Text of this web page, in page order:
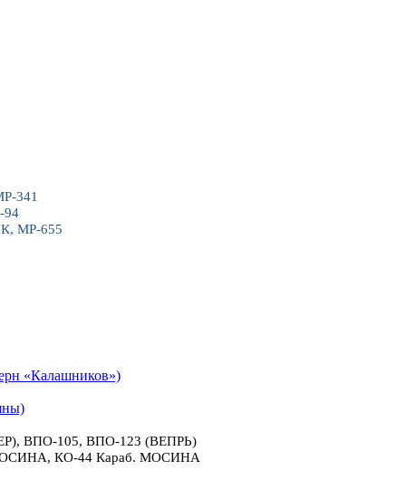
341
94
МР-655
«Калашников»)
ВПО-105, ВПО-123 (ВЕПРЬ)
КО-44 Караб. МОСИНА